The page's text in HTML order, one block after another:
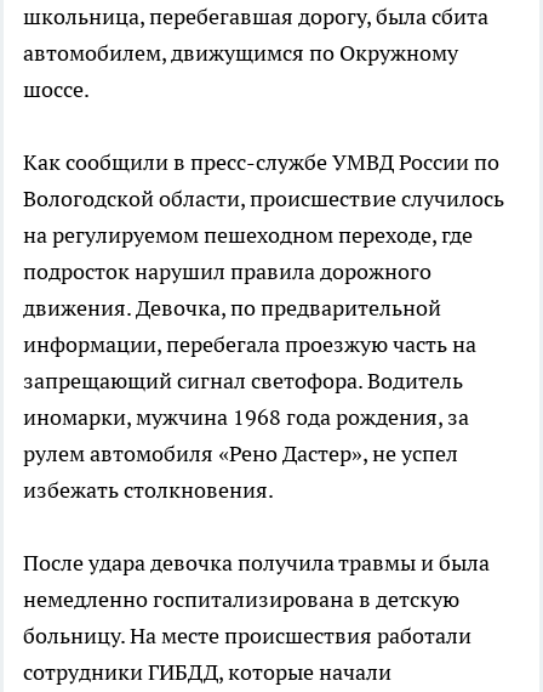
школьница, перебегавшая дорогу, была сбита
автомобилем, движущимся по Окружному
шоссе.
Как сообщили в пресс-службе УМВД России по
Вологодской области, происшествие случилось
на регулируемом пешеходном переходе, где
подросток нарушил правила дорожного
движения. Девочка, по предварительной
информации, перебегала проезжую часть на
запрещающий сигнал светофора. Водитель
иномарки, мужчина 1968 года рождения, за
рулем автомобиля «Рено Дастер», не успел
избежать столкновения.
После удара девочка получила травмы и была
немедленно госпитализирована в детскую
больницу. На месте происшествия работали
сотрудники ГИБДД, которые начали